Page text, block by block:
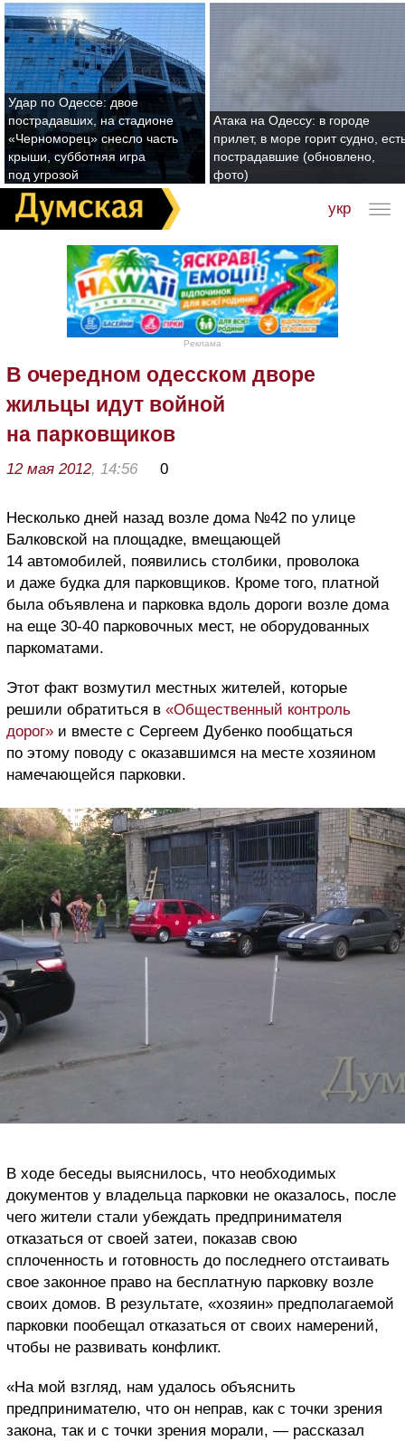
Удар по Одессе: двое
пострадавших, на стадионе
«Черноморец» снесло часть
крыши, субботняя игра
под угрозой
Атака на Одессу: в городе
прилет, в море горит судно,
пострадавшие (обновлено,
фото)
укр
Реклама
В очередном одесском дворе
жильцы идут войной
на парковщиков
12 мая 2012, 14:56 0
Несколько дней назад возле дома №42 по улице
Балковской на площадке, вмещающей
14 автомобилей, появились столбики, проволока
и даже будка для парковщиков. Кроме того, платной
была объявлена и парковка вдоль дороги возле дома
на еще 30-40 парковочных мест, не оборудованных
паркоматами.
Этот факт возмутил местных жителей, которые
решили обратиться в «Общественный контроль
дорог» и вместе с Сергеем Дубенко пообщаться
по этому поводу с оказавшимся на месте хозяином
намечающейся парковки.
В ходе беседы выяснилось, что необходимых
документов у владельца парковки не оказалось, после
чего жители стали убеждать предпринимателя
отказаться от своей затеи, показав свою
сплоченность и готовность до последнего отстаивать
свое законное право на бесплатную парковку возле
своих домов. В результате, «хозяин» предполагаемой
парковки пообещал отказаться от своих намерений,
чтобы не развивать конфликт.
«На мой взгляд, нам удалось объяснить
предпринимателю, что он неправ, как с точки зрения
закона, так и с точки зрения морали, — рассказал